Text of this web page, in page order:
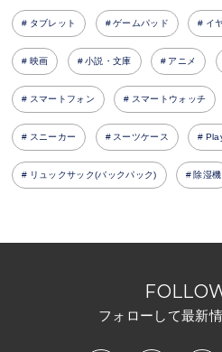
タブレット ゲームパッド イ
映画 小説・文庫 アニメ
スマートフォン スマートウォッチ
スニーカー スーツケース
リュックサック(バックパック) 除湿機
フォローして最新